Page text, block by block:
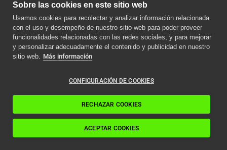
En resumen, la eficiencia energética de los
ascensores eléctricos de Eninter no solo
mejora la comodidad y accesibilidad de tu
hogar, sino que también ofrece beneficios
significativos en términos económicos y
ecológicos. Al optar por una solución de
Eninter, estás eligiendo una opción sostenible
y a la vanguardia de la tecnología.
Consideraciones Esenciales
para la Instalación de un
Sobre las cookies en este sitio web
Usamos cookies para recolectar y analizar información relacionada
con el uso y desempeño de nuestro sitio web para poder proveer
funcionalidades relacionadas con las redes sociales, y para mejorar
y personalizar adecuadamente el contenido y publicidad en nuestro
sitio web. Más información
CONFIGURACIÓN DE COOKIES
RECHAZAR COOKIES
ACEPTAR COOKIES
Aviso importante
Como afecta la nueva
ascensores en 2024
Leer artículo